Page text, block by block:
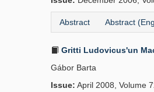
Abstract Abstract
Gritti Ludovicus'un
Gábor Barta
Issue: April 2008, Volume